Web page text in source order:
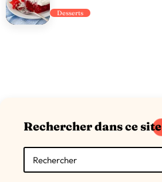
Desserts
Rechercher dans ce site
Rechercher